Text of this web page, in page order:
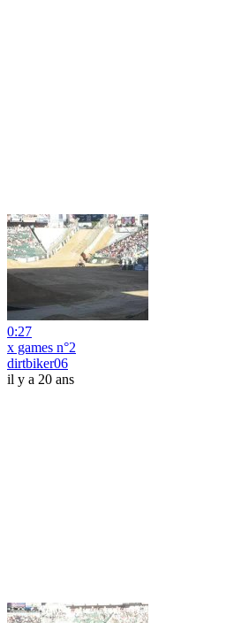
0:27
x games n°2
dirtbiker06
il y a 20 ans